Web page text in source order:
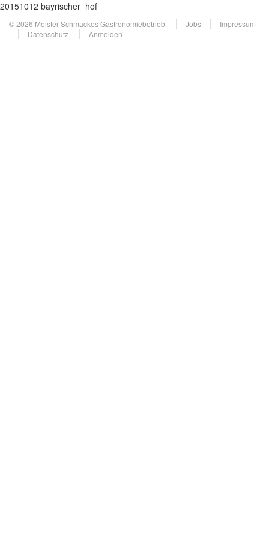
20151012 bayrischer_hof
© 2026 Meister Schmackes Gastronomiebetrieb Jobs
Impressum
Datenschutz
Anmelden